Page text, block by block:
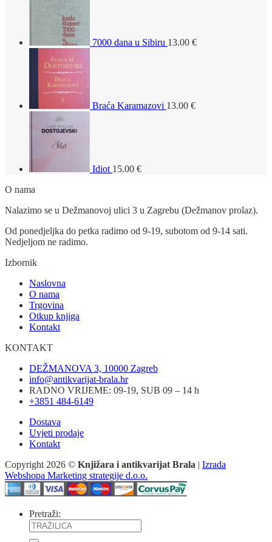
7000 dana u Sibiru 13.00 €
Braća Karamazovi 13.00 €
Idiot 15.00 €
O nama
Nalazimo se u Dežmanovoj ulici 3 u Zagrebu (Dežmanov prolaz).
Od ponedjeljka do petka radimo od 9-19, subotom od 9-14 sati.
Nedjeljom ne radimo.
Izbornik
Naslovna
O nama
Trgovina
Otkup knjiga
Kontakt
KONTAKT
DEŽMANOVA 3, 10000 Zagreb
info@antikvarijat-brala.hr
RADNO VRIJEME: 09-19, SUB 09 – 14 h
+3851 484-6149
Dostava
Uvjeti prodaje
Kontakt
Copyright 2026 © Knjižara i antikvarijat Brala | Izrada
Webshopa Marketing strategije d.o.o.
Pretraži: